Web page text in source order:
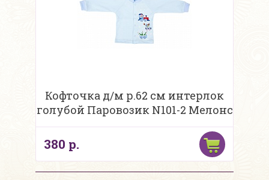
Кофточка д/м р.62 см интерлок
голубой Паровозик N101-2 Мелонс
380 р.